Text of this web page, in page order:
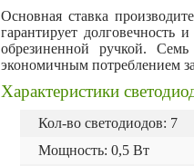
Основная ставка
гарантирует
обрезиненной ручкой.
экономичным потреблением
Характеристики
Кол-во светодиодов: 7
Мощность: 0,5 Вт